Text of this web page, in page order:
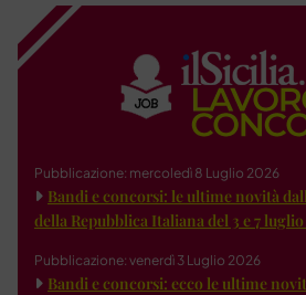
Pubblicazione: mercoledì 8 Luglio 2026
Bandi e concorsi: le ultime novità
della Repubblica Italiana del 3 e 7
Pubblicazione: venerdì 3 Luglio 2026
Bandi e concorsi: ecco le ultime